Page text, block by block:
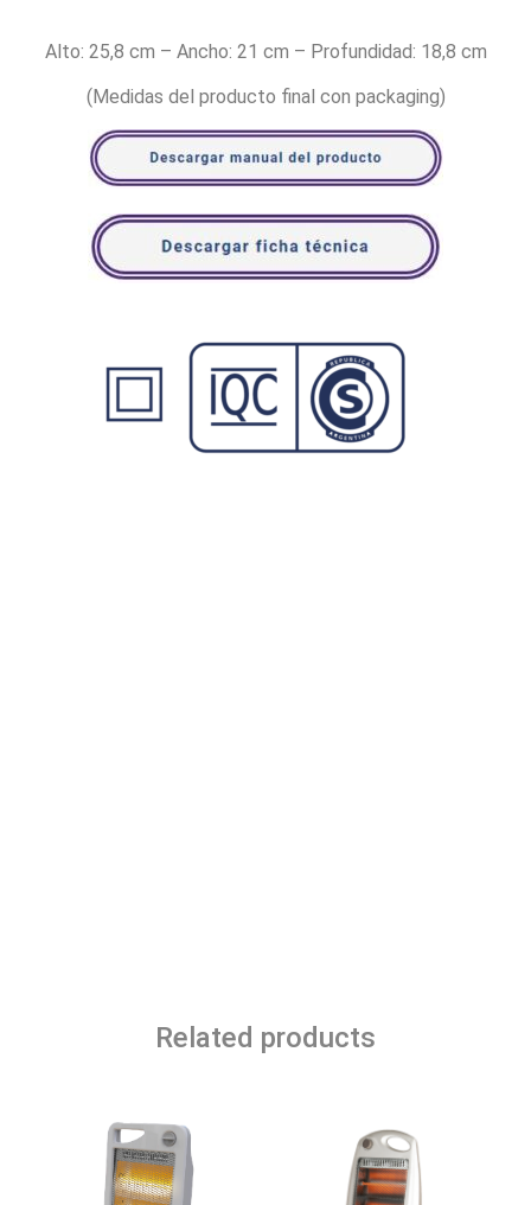
Alto: 25,8 cm – Ancho: 21 cm – Profundidad: 18,8 cm
(Medidas del producto final con packaging)
Related products